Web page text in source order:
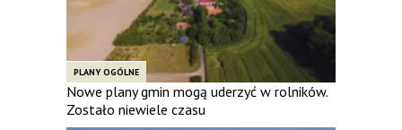
PLANY OGÓLNE
Nowe plany gmin mogą uderzyć w rolników.
Zostało niewiele czasu